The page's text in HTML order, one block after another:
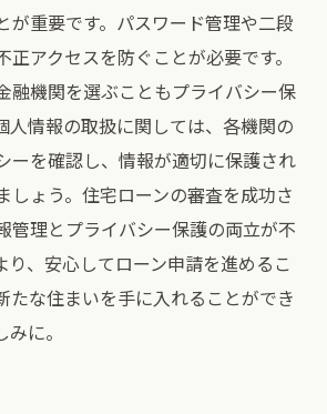
が重要です。パスワード管理や二段
アクセスを防ぐことが必要です。
融機関を選ぶこともプライバシー保
人情報の取扱に関しては、各機関の
ーを確認し、情報が適切に保護され
しょう。住宅ローンの審査を成功さ
管理とプライバシー保護の両立が不
り、安心してローン申請を進めるこ
たな住まいを手に入れることができ
に。